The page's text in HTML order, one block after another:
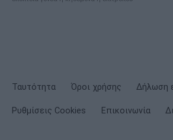
Ταυτότητα Όροι χρήσης Δήλωση
Ρυθμίσεις Cookies Επικοινωνία